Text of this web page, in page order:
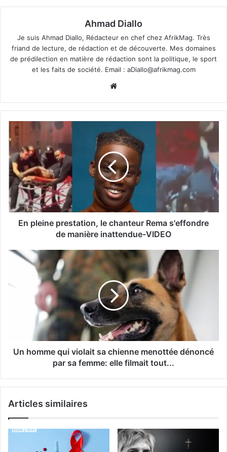
Ahmad Diallo
Je suis Ahmad Diallo, Rédacteur en chef chez AfrikMag. Très
friand de lecture, de rédaction et de découverte. Mes domaines
de prédilection en matière de rédaction sont la politique, le sport
et les faits de société. Email : aDiallo@afrikmag.com
En pleine prestation, le chanteur Rema s'effondre
de manière inattendue-VIDEO
Un homme qui violait sa chienne menottée dénoncé
par sa femme: elle filmait tout...
Articles similaires